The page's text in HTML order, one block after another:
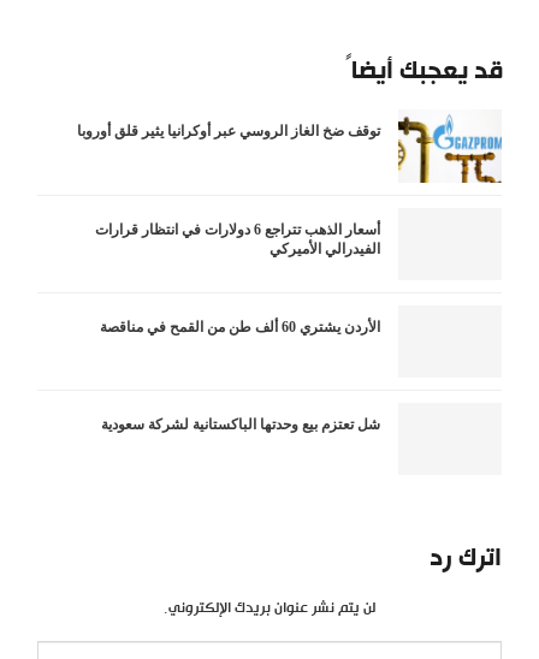
قد يعجبك أيضاً
توقف ضخ الغاز الروسي عبر أوكرانيا يثير قلق أوروبا
أسعار الذهب تتراجع 6 دولارات في انتظار قرارات
الفيدرالي الأميركي
الأردن يشتري 60 ألف طن من القمح في مناقصة
شل تعتزم بيع وحدتها الباكستانية لشركة سعودية
اترك رد
لن يتم نشر عنوان بريدك الإلكتروني.